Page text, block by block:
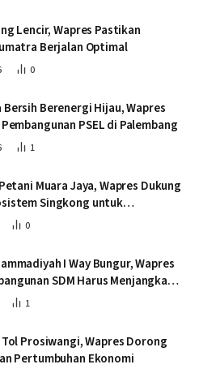
Lencir, Wapres Pastikan
Berjalan Optimal
0
Berenergi Hijau, Wapres
PSEL di Palembang
1
Muara Jaya, Wapres Dukung
Singkong untuk
0
I Way Bungur, Wapres
SDM Harus Menjangkau
1
Prosiwangi, Wapres Dorong
Pertumbuhan Ekonomi